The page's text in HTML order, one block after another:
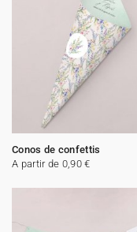
Conos de confettis
A partir de 0,90 €